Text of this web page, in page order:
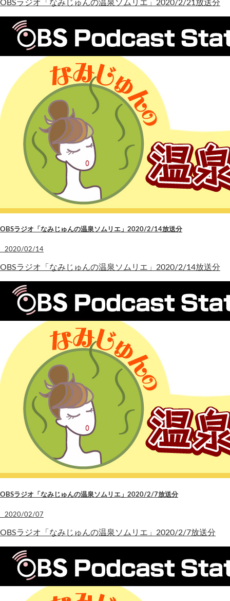
OBSラジオ「なみじゅんの温泉ソムリエ」2020/2/21放送分
OBSラジオ「なみじゅんの温泉ソムリエ」2020/2/14放送分
2020/02/14
OBSラジオ「なみじゅんの温泉ソムリエ」2020/2/14放送分
OBSラジオ「なみじゅんの温泉ソムリエ」2020/2/7放送分
2020/02/07
OBSラジオ「なみじゅんの温泉ソムリエ」2020/2/7放送分